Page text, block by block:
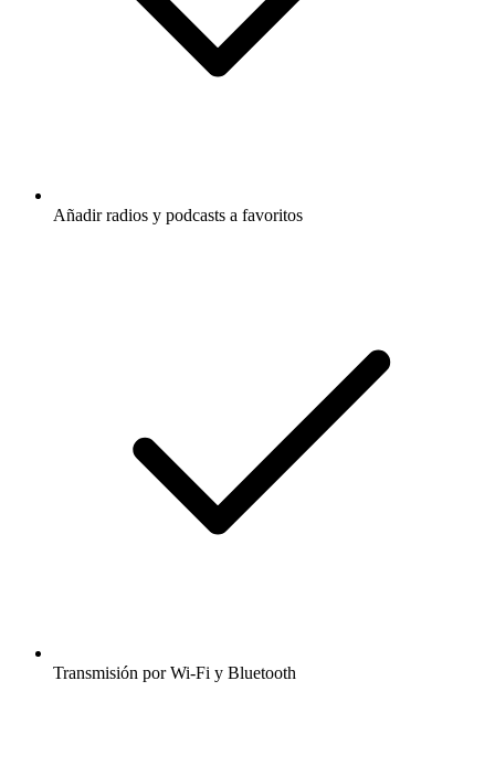
Añadir radios y podcasts a favoritos
Transmisión por Wi-Fi y Bluetooth